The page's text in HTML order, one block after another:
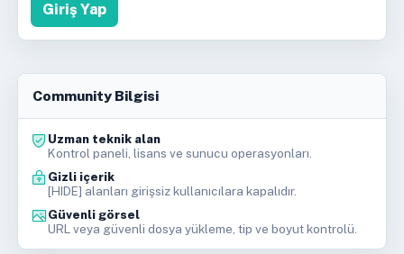
Giriş Yap
Community Bilgisi
Uzman teknik alan
Kontrol paneli, lisans ve sunucu operasyonları.
Gizli içerik
[HIDE] alanları girişsiz kullanıcılara kapalıdır.
Güvenli görsel
URL veya güvenli dosya yükleme, tip ve boyut kontrolü.